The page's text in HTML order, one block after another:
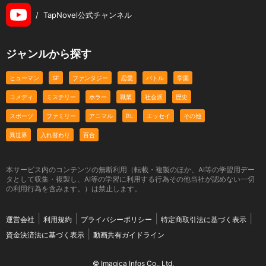
/ TapNovel公式チャンネル
ジャンルから探す
ヒューマン SF ファンタジー 恋愛 バトル 学園
コメディ ミステリー ホラー 職業 社会派 歴史
スポーツ ファミリー アニマル BL エッセイ その他
異世界 入れ替わり 百合
本サービス内のコンテンツの無断利用（転載・複製のほか、AI等の学習用デー
タとして収集・複製し、AI等の学習に利用する行為その他当社が認めない一切
の利用行為を含みます。）は禁止します。
運営会社 利用規約 プライバシーポリシー
特定商取引法に基づく表示
資金決済法に基づく表示
動画共有ガイドライン
© Imagica Infos Co., Ltd.